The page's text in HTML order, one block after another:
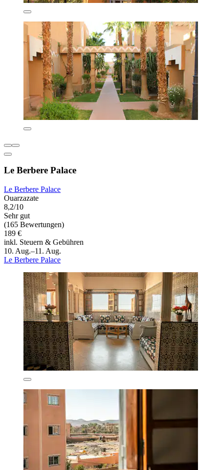
Le Berbere Palace
Le Berbere Palace
Ouarzazate
8,2/10
Sehr gut
(165 Bewertungen)
189 €
inkl. Steuern & Gebühren
10. Aug.–11. Aug.
Le Berbere Palace